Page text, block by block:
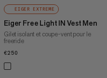
EIGER EXTREME
Eiger Free Light IN Vest Men
Gilet isolant et coupe-vent pour le
freeride
€250